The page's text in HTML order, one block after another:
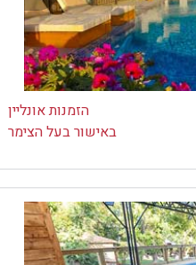
הזמנות אונליין
באישור בעל הצימר